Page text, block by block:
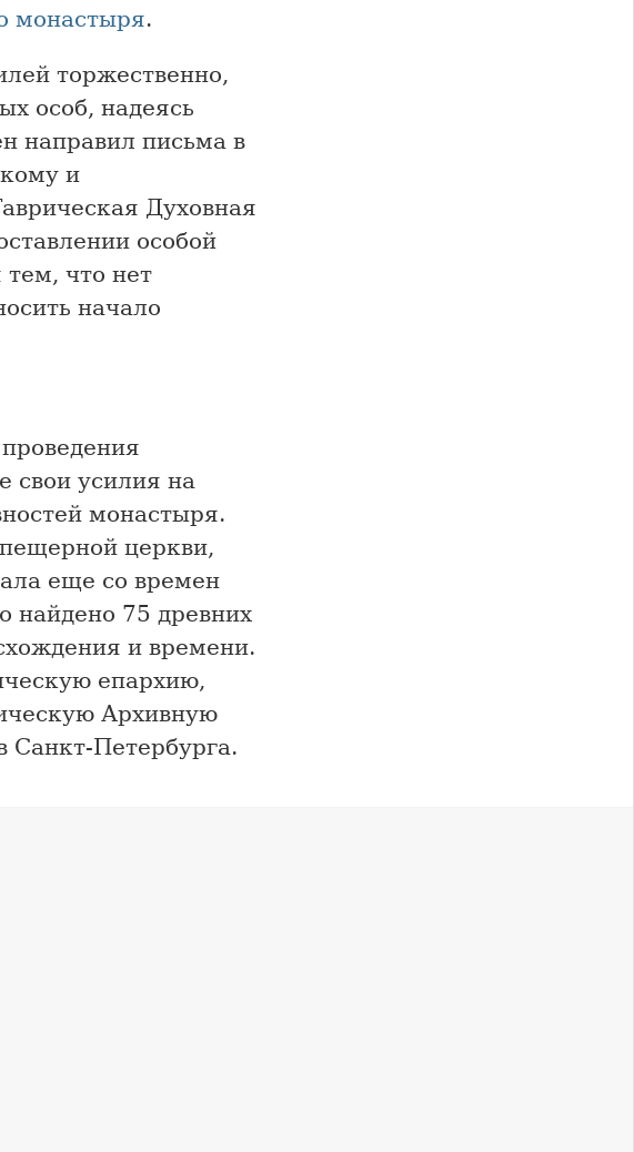
монастыря.
торжественно,
особ, надеясь
направил письма в
и
Духовная
особой
что нет
начало
свои усилия на
монастыря.
церкви,
еще со времен
найдено 75 древних
и времени.
епархию,
Архивную
Санкт-Петербурга.